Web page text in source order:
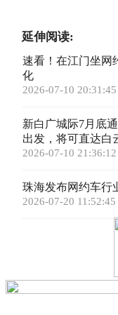
延伸阅读:
速看！在江门坐网
化
2026-07-10 20:31:45
新白广城际7月底
出发，将可直达白
2026-07-10 21:36:12
珠海发布网约车行
2026-07-20 11:52:45